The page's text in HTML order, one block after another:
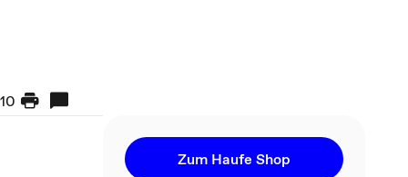
10
Zum Haufe Shop